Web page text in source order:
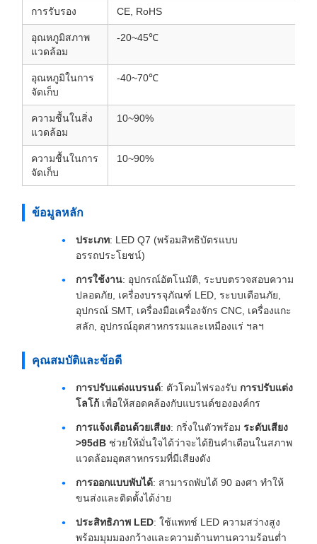
การรับรอง CE, RoHS
อุณหภูมิสภาพ
แวดล้อม
-20~45℃
อุณหภูมิในการ
จัดเก็บ
-40~70℃
ความชื้นในสิ่ง
แวดล้อม
10~90%
ความชื้นในการ
จัดเก็บ
10~90%
ข้อมูลหลัก
ประเภท: LED Q7 (พร้อมสิทธิบัตรแบบ
อรรถประโยชน์)
การใช้งาน: อุปกรณ์อัตโนมัติ, ระบบตรวจสอบความ
ปลอดภัย, เครื่องบรรจุภัณฑ์ LED, ระบบเตือนภัย,
อุปกรณ์ SMT, เครื่องมือเครื่องจักร CNC, เครื่องแกะ
สลัก, อุปกรณ์อุตสาหกรรมและเหมืองแร่ ฯลฯ
คุณสมบัติและข้อดี
การปรับแต่งแบรนด์: ตัวโคมไฟรองรับ การปรับแต่ง
โลโก้ เพื่อให้สอดคล้องกับแบรนด์ขององค์กร
การแจ้งเตือนด้วยเสียง: กริ่งในตัวพร้อม ระดับเสียง
>95dB ช่วยให้มั่นใจได้ว่าจะได้ยินคำเตือนในสภาพ
แวดล้อมอุตสาหกรรมที่มีเสียงดัง
การออกแบบพับได้: สามารถพับได้ 90 องศา ทำให้
ขนส่งและติดตั้งได้ง่าย
ประสิทธิภาพ LED: ใช้แพทช์ LED ความสว่างสูง
พร้อมมุมมองกว้างและความต้านทานความร้อนต่ำ